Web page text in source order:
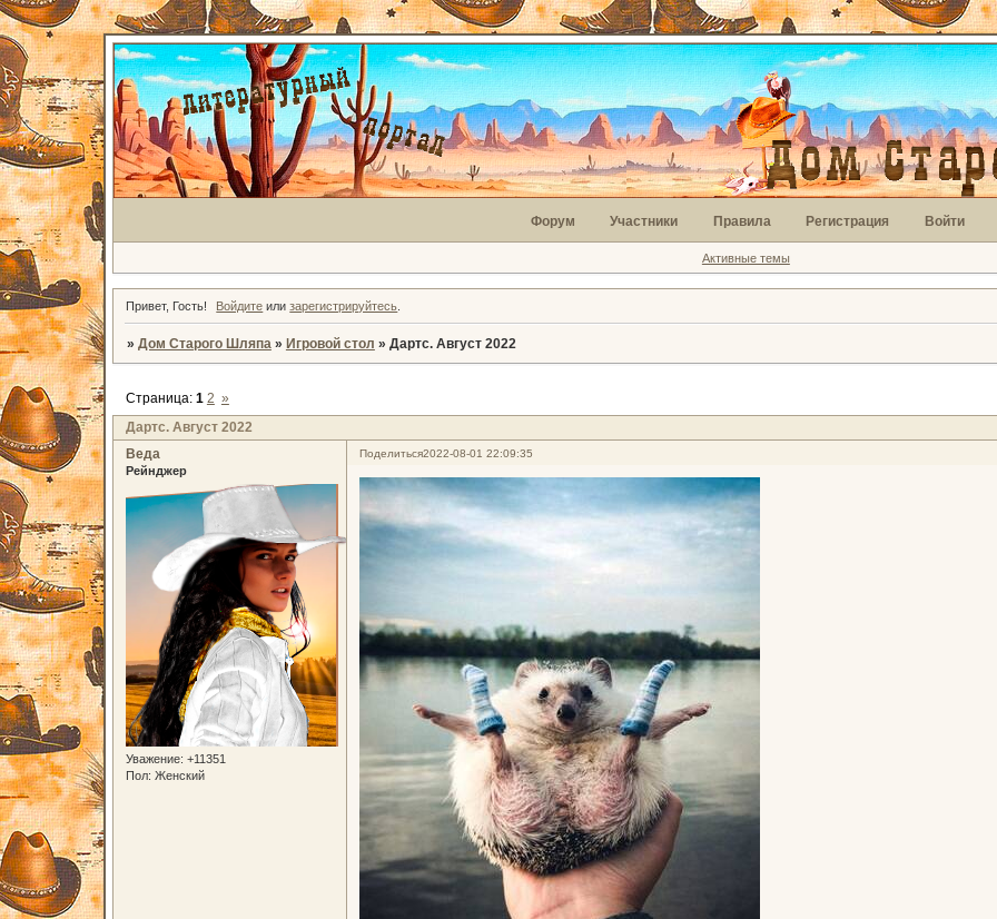
Форум Участники Правила Регистрация Войти
Активные темы
Привет, Гость! Войдите илизарегистрируйтесь
» Дом Старого Шляпа » Игровой стол » Дартс. Август 2022
Дартс. Август 2022
Страница: 1 2 »
Поделиться2022-08-01 22:09:35
Веда
Рейнджер
Уважение: +11351
Пол: Женский